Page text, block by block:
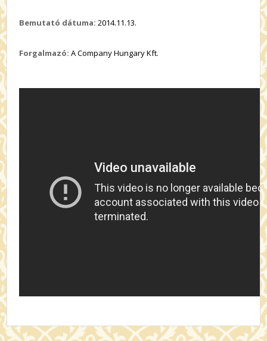
Bemutató dátuma: 2014.11.13.
Forgalmazó: A Company Hungary Kft.